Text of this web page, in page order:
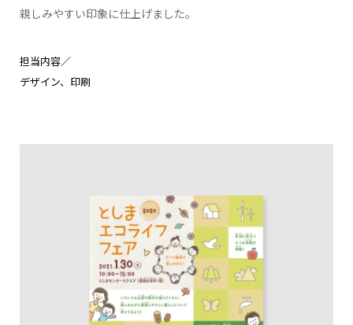
親しみやすい印象に仕上げました。
担当内容／
デザイン
印刷